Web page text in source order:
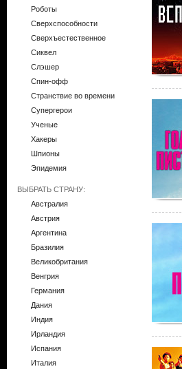
Роботы
Сверхспособности
Сверхъестественное
Сиквел
Слэшер
Спин-офф
Странствие во времени
Супергерои
Ученые
Хакеры
Шпионы
Эпидемия
ВЫБРАТЬ СТРАНУ:
Австралия
Австрия
Аргентина
Бразилия
Великобритания
Венгрия
Германия
Дания
Индия
Ирландия
Испания
Италия